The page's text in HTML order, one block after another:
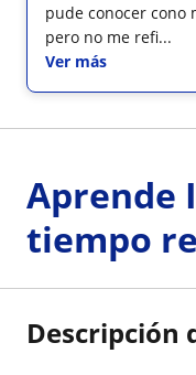
pude conocer cono
pero no me refi...
Ver más
Aprende
tiempo
Descripción